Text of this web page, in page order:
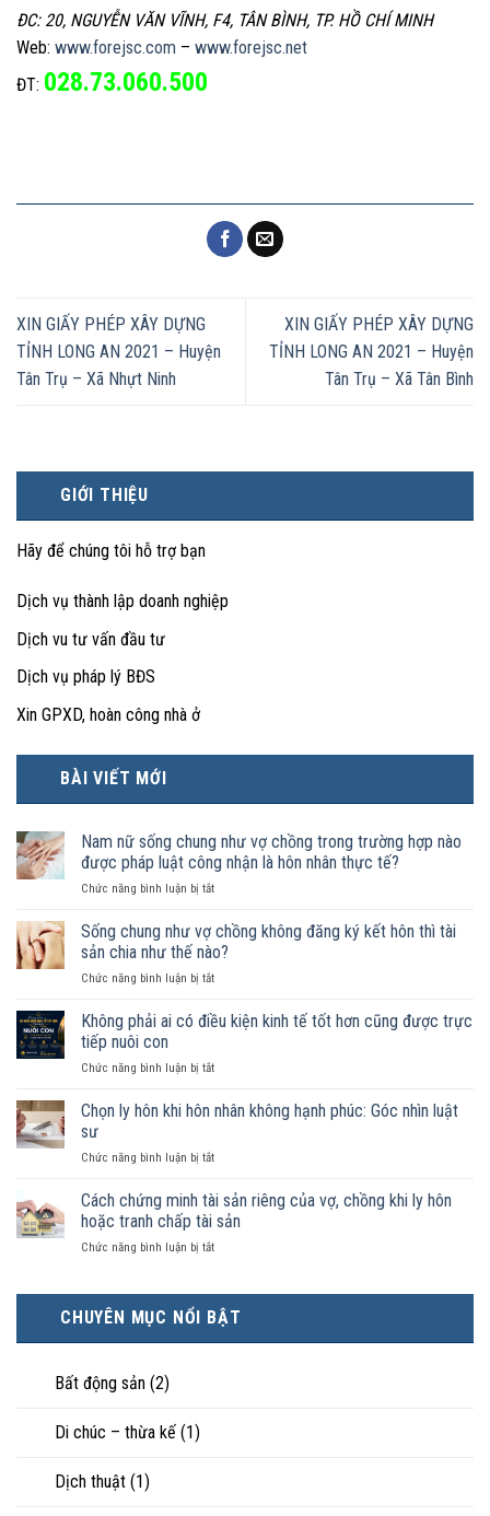
GIỚI THIỆU
Hãy để chúng tôi hỗ trợ bạn
Dịch vụ thành lập doanh nghiệp
Dịch vu tư vấn đầu tư
Dịch vụ pháp lý BĐS
Xin GPXD, hoàn công nhà ở
BÀI VIẾT MỚI
Nam nữ sống chung như vợ chồng trong trường hợp nào
được pháp luật công nhận là hôn nhân thực tế?
Chức năng bình luận bị tắtở
nữ
sống
chung
như
chồng
hợp
được
công
là
hôn
Sống chung như vợ chồng không đăng ký kết hôn thì tài
sản chia như thế nào?
Chức năng bình luận bị tắtở
chung
chồng
đăng
hôn
tài
sản
như
nào?
Không phải ai có điều kiện kinh tế tốt hơn cũng được trực
tiếp nuôi con
Chức năng bình luận bị tắtở
phải
điều
kinh
tế
hơn
trực
tiếp
nuôi
Chọn ly hôn khi hôn nhân không hạnh phúc: Góc nhìn luật
sư
Chức năng bình luận bị tắtở
ly
hôn
khi
hôn
hạnh
phúc:
Góc
Cách chứng minh tài sản riêng của vợ, chồng khi ly hôn
hoặc tranh chấp tài sản
Chức năng bình luận bị tắtở
tài
sản
CHUYÊN MỤC NỔI BẬT
Bất động sản (2)
Di chúc – thừa kế (1)
Dịch thuật (1)
ĐC: 20, NGUYỄN VĂN VĨNH, F4, TÂN BÌNH, TP. HỒ CHÍ MINH
Web: www.forejsc.com – www.forejsc.net
ĐT: 028.73.060.500
XIN GIẤY PHÉP XÂY DỰNG
TỈNH LONG AN 2021 – Huyện
Tân Trụ – Xã Nhựt Ninh
XIN GIẤY PHÉP XÂY DỰNG
TỈNH LONG AN 2021 – Huyện
Tân Trụ – Xã Tân Bình